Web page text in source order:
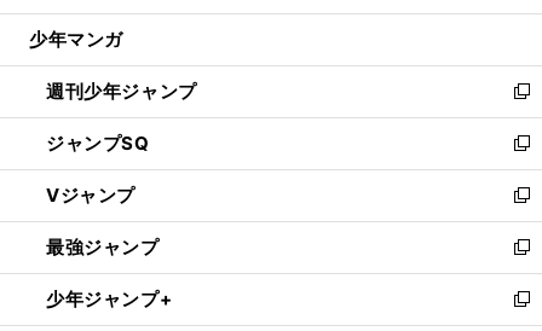
ウ
開
く
少年マンガ
週刊少年ジャンプ
新
し
い
ウ
ィ
ン
ド
ウ
で
開
ジャンプSQ
新
し
い
ウ
ィ
ン
ド
ウ
Vジャンプ
新
し
い
ウ
ィ
最強ジャンプ
新
し
い
少年ジャンプ+
新